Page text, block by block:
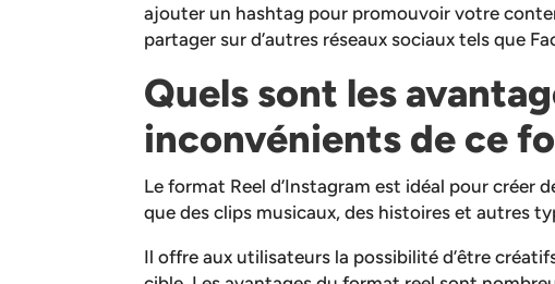
ajouter un hashtag pour promouvoir votre
partager sur d’autres réseaux sociaux tels que
Quels sont les
inconvénients de ce
Le format Reel d’Instagram est idéal pour créer
que des clips musicaux, des histoires et autres
Il offre aux utilisateurs la possibilité d’être